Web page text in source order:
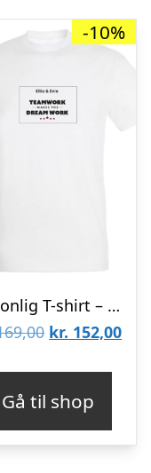
-10%
Personlig T-shirt – Mænd – Hvid – L
Den
kr. 169,00.
kr. 152,00Den
kr.
Gå til shop